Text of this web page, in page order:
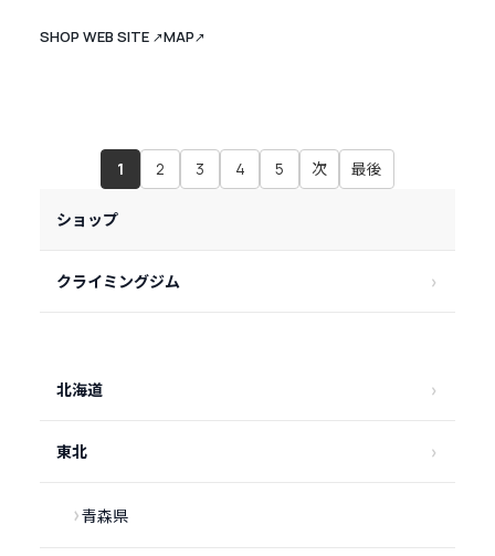
SHOP WEB SITE ↗MAP↗
1 2 3 4 5 次 最後
ショップ
クライミングジム
北海道
東北
青森県